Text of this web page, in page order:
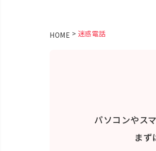
HOME > 迷惑電話
パソコンやス
まず